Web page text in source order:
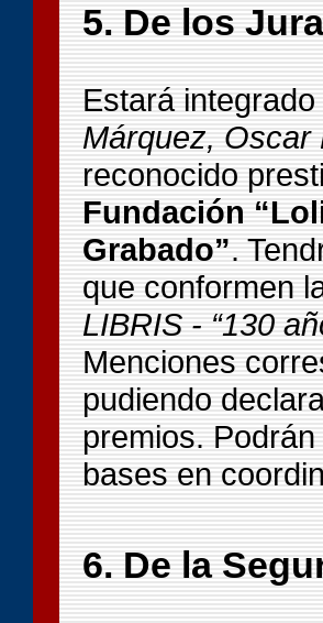
5. De los
Estará
Márquez, Oscar
reconocido
Fundación
Grabado”.
que conformen
LIBRIS - “130
Menciones
pudiendo
premios.
bases en
6. De la